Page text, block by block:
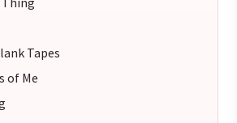
Tapes
of Me